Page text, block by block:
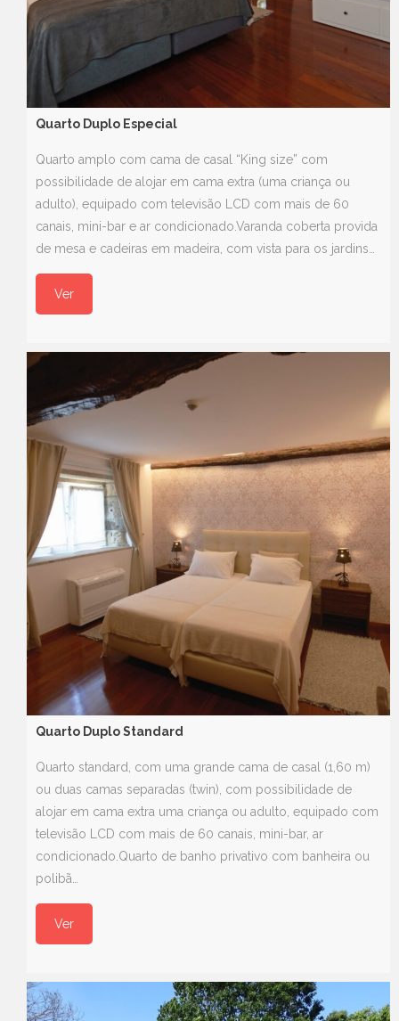
Quarto Duplo Especial
Quarto amplo com cama de casal “King size” com
possibilidade de alojar em cama extra (uma criança ou
adulto), equipado com televisão LCD com mais de 60
canais, mini-bar e ar condicionado.Varanda coberta provida
de mesa e cadeiras em madeira, com vista para os jardins…
Ver
Quarto Duplo Standard
Quarto standard, com uma grande cama de casal (1,60 m)
ou duas camas separadas (twin), com possibilidade de
alojar em cama extra uma criança ou adulto, equipado com
televisão LCD com mais de 60 canais, mini-bar, ar
condicionado.Quarto de banho privativo com banheira ou
polibã…
Ver